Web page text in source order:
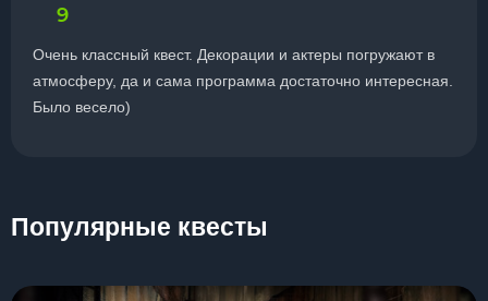
9
Очень классный квест. Декорации и актеры погружают в
атмосферу, да и сама программа достаточно интересная.
Было весело)
Популярные квесты